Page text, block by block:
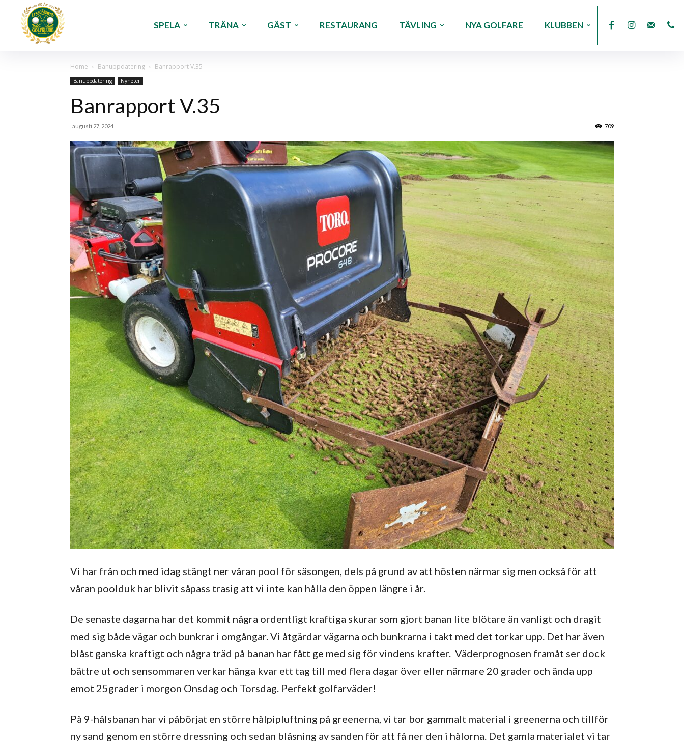
SPELA TRÄNA GÄST RESTAURANG TÄVLING NYA GOLFARE KLUBBEN
Home Banuppdatering Banrapport V.35
Banuppdatering Nyheter
Banrapport V.35
augusti 27, 2024 709
Vi har från och med idag stängt ner våran pool för säsongen, dels på grund av att hösten närmar sig men också för att
våran poolduk har blivit såpass trasig att vi inte kan hålla den öppen längre i år.
De senaste dagarna har det kommit några ordentligt kraftiga skurar som gjort banan lite blötare än vanligt och dragit
med sig både vägar och bunkrar i omgångar. Vi åtgärdar vägarna och bunkrarna i takt med det torkar upp. Det har även
blåst ganska kraftigt och några träd på banan har fått ge med sig för vindens krafter. Väderprognosen framåt ser dock
bättre ut och sensommaren verkar hänga kvar ett tag till med flera dagar över eller närmare 20 grader och ända upp
emot 25grader i morgon Onsdag och Torsdag. Perfekt golfarväder!
På 9-hålsbanan har vi påbörjat en större hålpipluftning på greenerna, vi tar bor gammalt material i greenerna och tillför
ny sand genom en större dressning och sedan blåsning av sanden för att få ner den i hålorna. Det gamla materialet vi tar